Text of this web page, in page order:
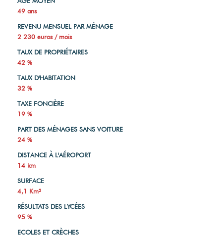
49 ans
REVENU MENSUEL PAR MÉNAGE
2 230 euros / mois
TAUX DE PROPRIÉTAIRES
42 %
TAUX D'HABITATION
32 %
TAXE FONCIÈRE
19 %
PART DES MÉNAGES SANS VOITURE
24 %
DISTANCE À L'AÉROPORT
14 km
SURFACE
4,1 Km²
RÉSULTATS DES LYCÉES
95 %
ECOLES ET CRÈCHES